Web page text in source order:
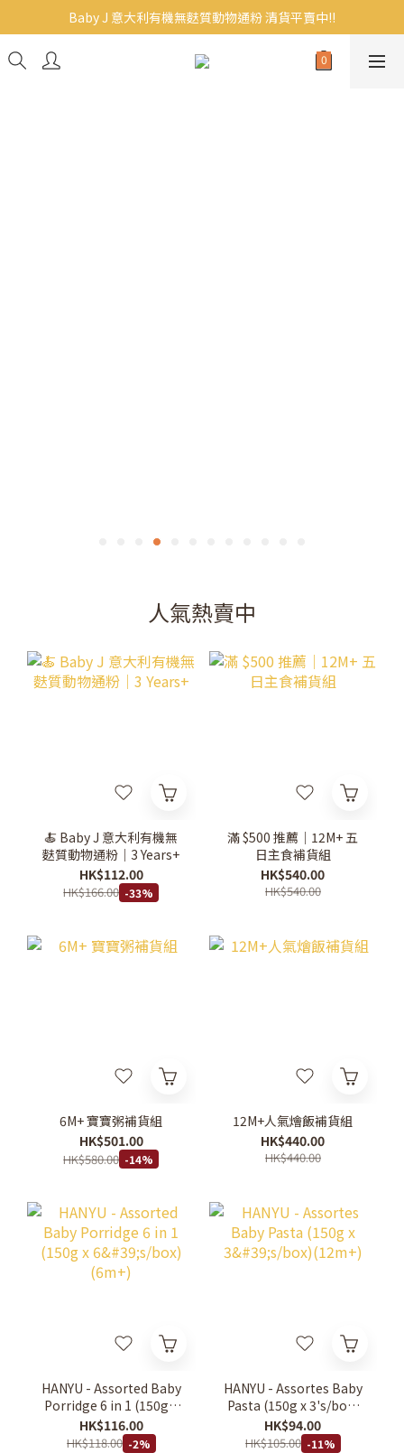
Baby J 意大利有機無麩質動物通粉 清貨平賣中!!
Baby J 意大利有機無麩質動物通粉 清貨平賣中!!
BB主食/幼兒食品現貨｜滿$300免運｜滿$500再9折
人氣熱賣中
🍝 Baby J 意大利有機無
麩質動物通粉｜3 Years+
HK$112.00
HK$166.00 -33%
滿 $500 推薦｜12M+ 五
日主食補貨組
HK$540.00
HK$540.00
6M+ 寶寶粥補貨組
HK$501.00
HK$580.00 -14%
12M+人氣燴飯補貨組
HK$440.00
HK$440.00
HANYU - Assorted Baby
Porridge 6 in 1 (150g x
6's/box)(6m+)
HK$116.00
HK$118.00 -2%
HANYU - Assortes Baby
Pasta (150g x 3's/box)
(12m+)
HK$94.00
HK$105.00 -11%